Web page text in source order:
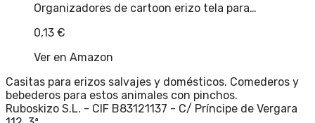
Organizadores de cartoon erizo tela para…
0,13 €
Ver en Amazon
Casitas para erizos salvajes y domésticos. Comederos y
bebederos para estos animales con pinchos.
Ruboskizo S.L. - CIF B83121137 - C/ Príncipe de Vergara